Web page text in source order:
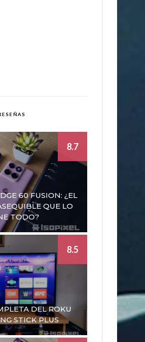
60 FUSION: ¿EL
QUE LO
TODO?
8.7
DEL ROKU
STICK PLUS
8.5